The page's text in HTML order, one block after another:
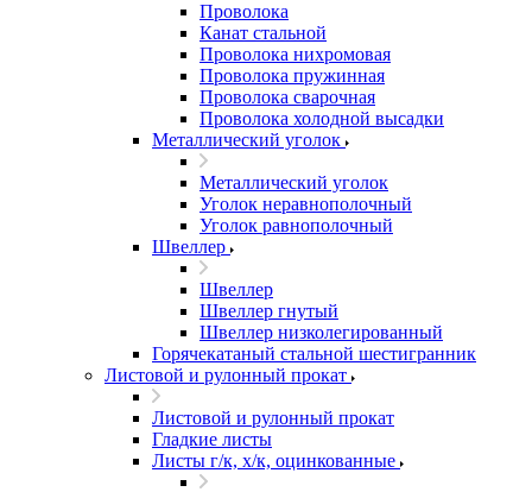
Проволока
Канат стальной
Проволока нихромовая
Проволока пружинная
Проволока сварочная
Проволока холодной высадки
Металлический уголок
Металлический уголок
Уголок неравнополочный
Уголок равнополочный
Швеллер
Швеллер
Швеллер гнутый
Швеллер низколегированный
Горячекатаный стальной шестигранник
Листовой и рулонный прокат
Листовой и рулонный прокат
Гладкие листы
Листы г/к, х/к, оцинкованные